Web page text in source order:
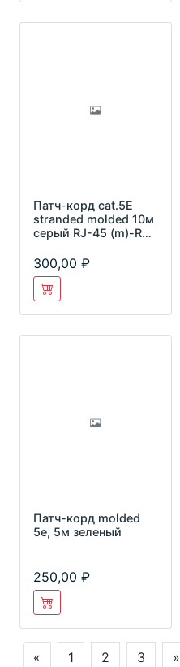
Патч-корд cat.5E
stranded molded 10м
серый RJ-45 (m)-RJ-
300,00
Патч-корд molded
5e, 5м зеленый
250,00
« 1 2 3 »